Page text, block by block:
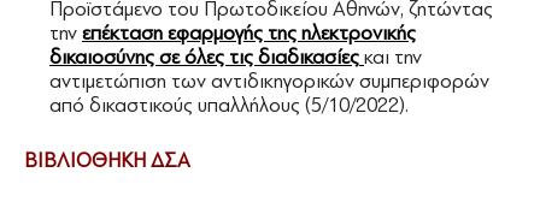
Προϊστάμενο του Πρωτοδικείου Αθηνών, ζητώντας
την επέκταση εφαρμογής της ηλεκτρονικής
δικαιοσύνης σε όλες τις διαδικασίες και την
αντιμετώπιση των αντιδικηγορικών συμπεριφορών
από δικαστικούς υπαλλήλους (5/10/2022).
ΒΙΒΛΙΟΘΗΚΗ ΔΣΑ